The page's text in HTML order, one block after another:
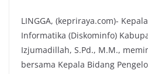
LINGGA, (kepriraya.com)-
Informatika (Diskominfo)
Izjumadillah, S.Pd., M.M.,
bersama Kepala Bidang